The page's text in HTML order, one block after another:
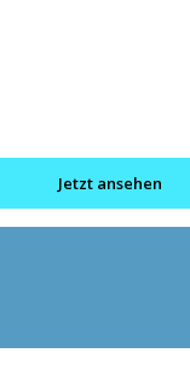
Jetzt ansehen